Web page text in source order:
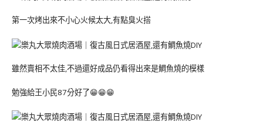
第一次烤出來不小心火候太大,有點臭火搭
雖然賣相不太佳,不過還好成品仍看得出來是鯛魚燒的模樣
勉強給王小民87分好了😁😁😁